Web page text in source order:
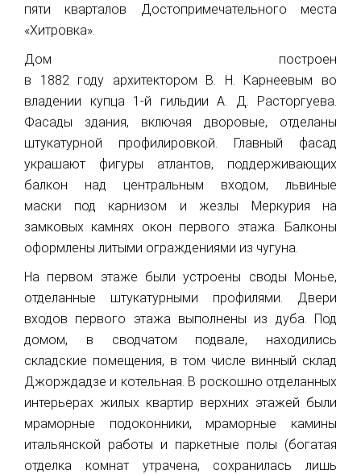
пяти кварталов Достопримечательного места
«Хитровка».
Дом построен
в 1882 году архитектором В. Н. Карнеевым во
владении купца 1-й гильдии А. Д. Расторгуева.
Фасады здания, включая дворовые, отделаны
штукатурной профилировкой. Главный фасад
украшают фигуры атлантов, поддерживающих
балкон над центральным входом, львиные
маски под карнизом и жезлы Меркурия на
замковых камнях окон первого этажа. Балконы
оформлены литыми ограждениями из чугуна.
На первом этаже были устроены своды Монье,
отделанные штукатурными профилями. Двери
входов первого этажа выполнены из дуба. Под
домом, в сводчатом подвале, находились
складские помещения, в том числе винный склад
Джорждадзе и котельная. В роскошно отделанных
интерьерах жилых квартир верхних этажей были
мраморные подоконники, мраморные камины
итальянской работы и паркетные полы (богатая
отделка комнат утрачена, сохранилась лишь